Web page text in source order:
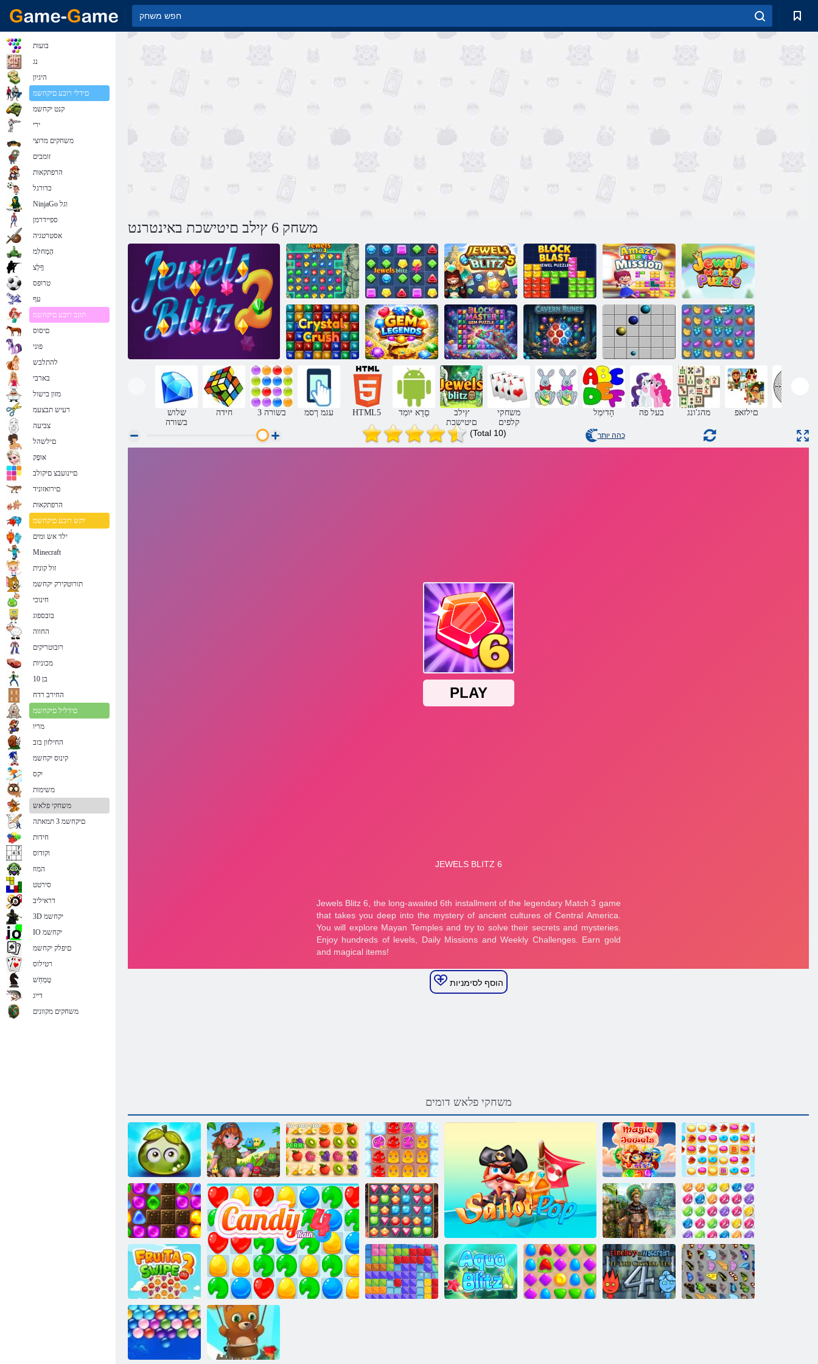
משחק 6 ץילב םיטישכת באינטרנט
3 ץילב טישכת 4 םיטישכת ץילב 5 ץילב םיטישכת
Blast Jewel קולב
לזאפ
Jewel Match לש
לזאפ
לטסירק תסירק ןח תודגא
Block Master
Gem Puzzle
Cavern Runes קו 98
שלוש
בשורה
חידה 3 בשורה עגמ ךסמ HTML5 םָדָא יּומְד
ץילב
םיטישכת
משחקי
קלפים
הָדיִמְל בעל פה מהג'ונג םילזאפ
(Total 10) כהה יותר
הוסף לסימניות
משחקי פלאש דומים
פירות יער
עסיסיים
הרפתקאות
דנלייא יבאט יסו שד 2 ץרא גנידופ םסק יטישכת 2 תויגוע קוסיר
2 קרפ
:Candyland הרזח
ןומטמה תא שפח
2 המוזטנומ
תורצוא
Jewel 3 תועוב
Fruita 2 בוחסל
בועות
נג
היגיון
םידלי רובע םיקחשמ
קנט יקחשמ
ירי
משחקים מרוצי
זומבים
הרפתקאות
כדורגל
NinjaGo וגל
ספיידרמן
אסטרטגיה
הָמָחלִמ
ףָלַצ
טרופס
עף
תונב רובע םיקחשמ
םיסוס
פוני
להתלבש
בארבי
מזון בישול
רעיש תבצעמ
צביעה
םילשהל
אּופָק
םיינועבצ םיקולב
םירואזוניד
הרפתקאות
יתש רובע םיקחשמ
ילד אש ומים
Minecraft
זול קונית
תורוטקירק יקחשמ
חינוכי
בובספוג
החווה
רובוטריקים
מכוניות
בן 10
החירב רדח
םידליל םיקחשמ
מריו
החילזון בוב
קינוס יקחשמ
יִקס
משימות
משחקי פלאש
םיקחשמ 3 תמאתה
חידות
וקודוס
המוז
סירטט
דראיליב
3D יקחשמ
IO יקחשמ
םיפלק יקחשמ
רטילוס
טָמְחַׁש
דייג
משחקים מקוונים